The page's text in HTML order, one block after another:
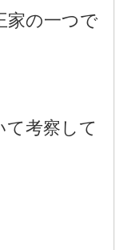
家の一つで
て考察して